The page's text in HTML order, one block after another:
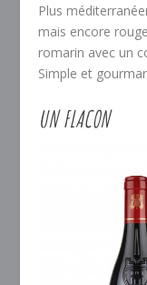
Plus
mais encore
romarin avec un
Simple et
UN FLACON